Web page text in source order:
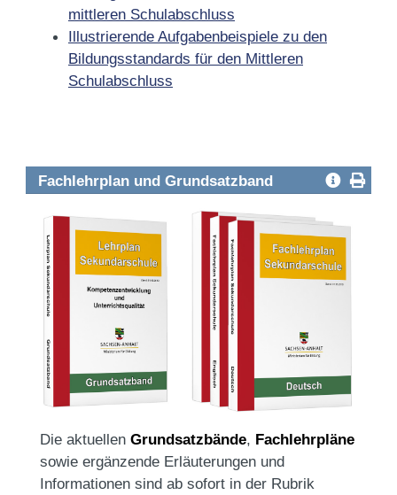
mittleren Schulabschluss
Illustrierende Aufgabenbeispiele zu den
Bildungsstandards für den Mittleren
Schulabschluss
Fachlehrplan und Grundsatzband
Die aktuellen Grundsatzbände, Fachlehrpläne
sowie ergänzende Erläuterungen und
Informationen sind ab sofort in der Rubrik